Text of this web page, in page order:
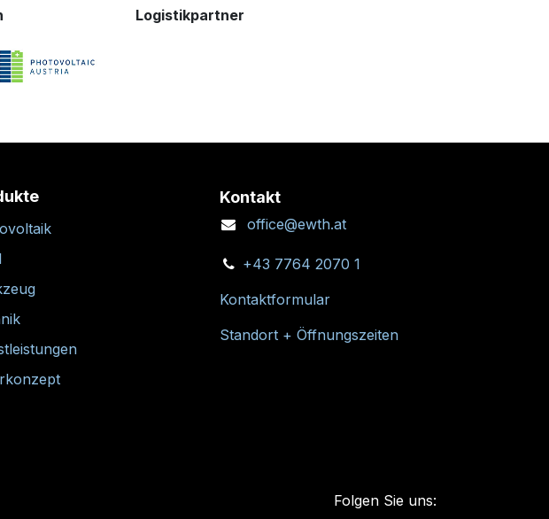
Logistikpartner
Kontakt
office@ewth.at
+43 7764 2070 1
Kontaktformular
Standort + Öffnungszeiten
Folgen Sie uns: